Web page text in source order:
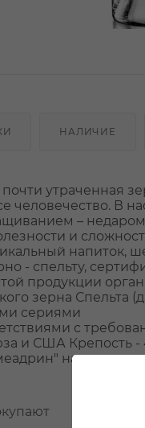
НАЛИЧИЕ
утраченная
человечество. В
–
и
напиток,
- спельту,
продукции
зерна Спельта
сериями
с
и США Крепость -
на все дни